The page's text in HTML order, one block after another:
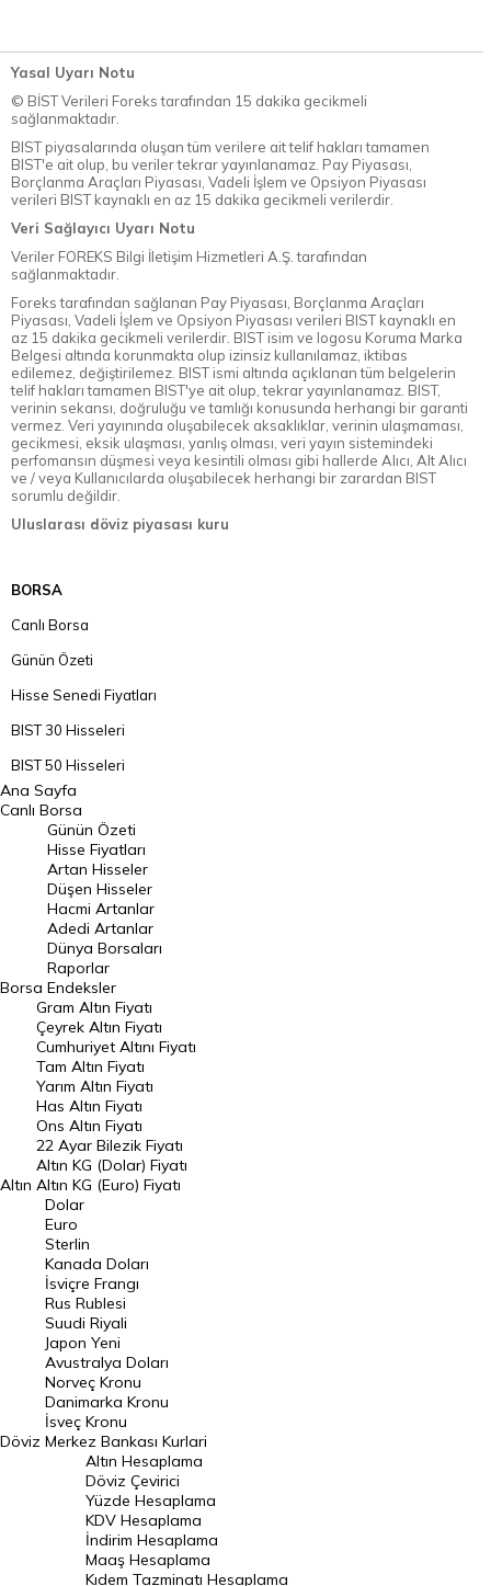
Yasal Uyarı Notu
© BİST Verileri Foreks tarafından 15 dakika gecikmeli
sağlanmaktadır.
BIST piyasalarında oluşan tüm verilere ait telif hakları tamamen
BIST'e ait olup, bu veriler tekrar yayınlanamaz. Pay Piyasası,
Borçlanma Araçları Piyasası, Vadeli İşlem ve Opsiyon Piyasası
verileri BIST kaynaklı en az 15 dakika gecikmeli verilerdir.
Veri Sağlayıcı Uyarı Notu
Veriler FOREKS Bilgi İletişim Hizmetleri A.Ş. tarafından
sağlanmaktadır.
Foreks tarafından sağlanan Pay Piyasası, Borçlanma Araçları
Piyasası, Vadeli İşlem ve Opsiyon Piyasası verileri BIST kaynaklı en
az 15 dakika gecikmeli verilerdir. BIST isim ve logosu Koruma Marka
Belgesi altında korunmakta olup izinsiz kullanılamaz, iktibas
edilemez, değiştirilemez. BIST ismi altında açıklanan tüm belgelerin
telif hakları tamamen BIST'ye ait olup, tekrar yayınlanamaz. BIST,
verinin sekansı, doğruluğu ve tamlığı konusunda herhangi bir garanti
vermez. Veri yayınında oluşabilecek aksaklıklar, verinin ulaşmaması,
gecikmesi, eksik ulaşması, yanlış olması, veri yayın sistemindeki
perfomansın düşmesi veya kesintili olması gibi hallerde Alıcı, Alt Alıcı
ve / veya Kullanıcılarda oluşabilecek herhangi bir zarardan BIST
sorumlu değildir.
Uluslarası döviz piyasası kuru
BORSA
Canlı Borsa
Günün Özeti
Hisse Senedi Fiyatları
BIST 30 Hisseleri
BIST 50 Hisseleri
BIST 100 Hisseleri
En Çok Artan Hisseler
En Çok Düşen Hisseler
Hacmi Artanlar
Geçmiş Kapanışlar
Dünya Borsaları
Raporlar
Endeksler
DÖVİZ
Döviz Kuru
Dolar Kuru
Euro Kuru
Pound Kuru
Frank Kuru
Riyal Kuru
Avustralya Doları
Danimarka Kronu Kuru
Kanada Doları Kuru
Norveç Kronu Kuru
İsveç Kronu Kuru
Japon Yeni Kuru
Serbest Piyasa Döviz Kurları
Ana Sayfa
Canlı Borsa
Borsa
Günün Özeti
Hisse Fiyatları
Artan Hisseler
Düşen Hisseler
Hacmi Artanlar
Adedi Artanlar
Dünya Borsaları
Raporlar
Endeksler
Altın
Gram Altın Fiyatı
Çeyrek Altın Fiyatı
Cumhuriyet Altını Fiyatı
Tam Altın Fiyatı
Yarım Altın Fiyatı
Has Altın Fiyatı
Ons Altın Fiyatı
22 Ayar Bilezik Fiyatı
Altın KG (Dolar) Fiyatı
Altın KG (Euro) Fiyatı
Döviz
Dolar
Euro
Sterlin
Kanada Doları
İsviçre Frangı
Rus Rublesi
Suudi Riyali
Japon Yeni
Avustralya Doları
Norveç Kronu
Danimarka Kronu
İsveç Kronu
Merkez Bankası Kurlari
Altın Hesaplama
Döviz Çevirici
Yüzde Hesaplama
KDV Hesaplama
İndirim Hesaplama
Maaş Hesaplama
Kıdem Tazminatı Hesaplama